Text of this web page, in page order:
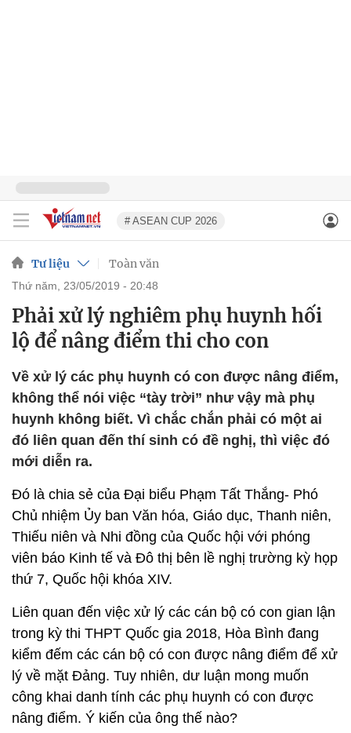
# ASEAN CUP 2026
Tư liệu Toàn văn
thứ năm, 23/05/2019 - 20:48
Phải xử lý nghiêm phụ huynh hối
lộ để nâng điểm thi cho con
Về xử lý các phụ huynh có con được nâng điểm,
không thể nói việc “tày trời” như vậy mà phụ
huynh không biết. Vì chắc chắn phải có một ai
đó liên quan đến thí sinh có đề nghị, thì việc đó
mới diễn ra.
Đó là chia sẻ của Đại biểu Phạm Tất Thắng- Phó
Chủ nhiệm Ủy ban Văn hóa, Giáo dục, Thanh niên,
Thiếu niên và Nhi đồng của Quốc hội với phóng
viên báo Kinh tế và Đô thị bên lề nghị trường kỳ họp
thứ 7, Quốc hội khóa XIV.
Liên quan đến việc xử lý các cán bộ có con gian lận
trong kỳ thi THPT Quốc gia 2018, Hòa Bình đang
kiểm đếm các cán bộ có con được nâng điểm để xử
lý về mặt Đảng. Tuy nhiên, dư luận mong muốn
công khai danh tính các phụ huynh có con được
nâng điểm. Ý kiến của ông thế nào?